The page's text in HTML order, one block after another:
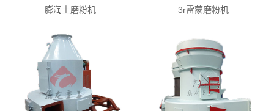
膨润土磨粉机 3r雷蒙磨粉机